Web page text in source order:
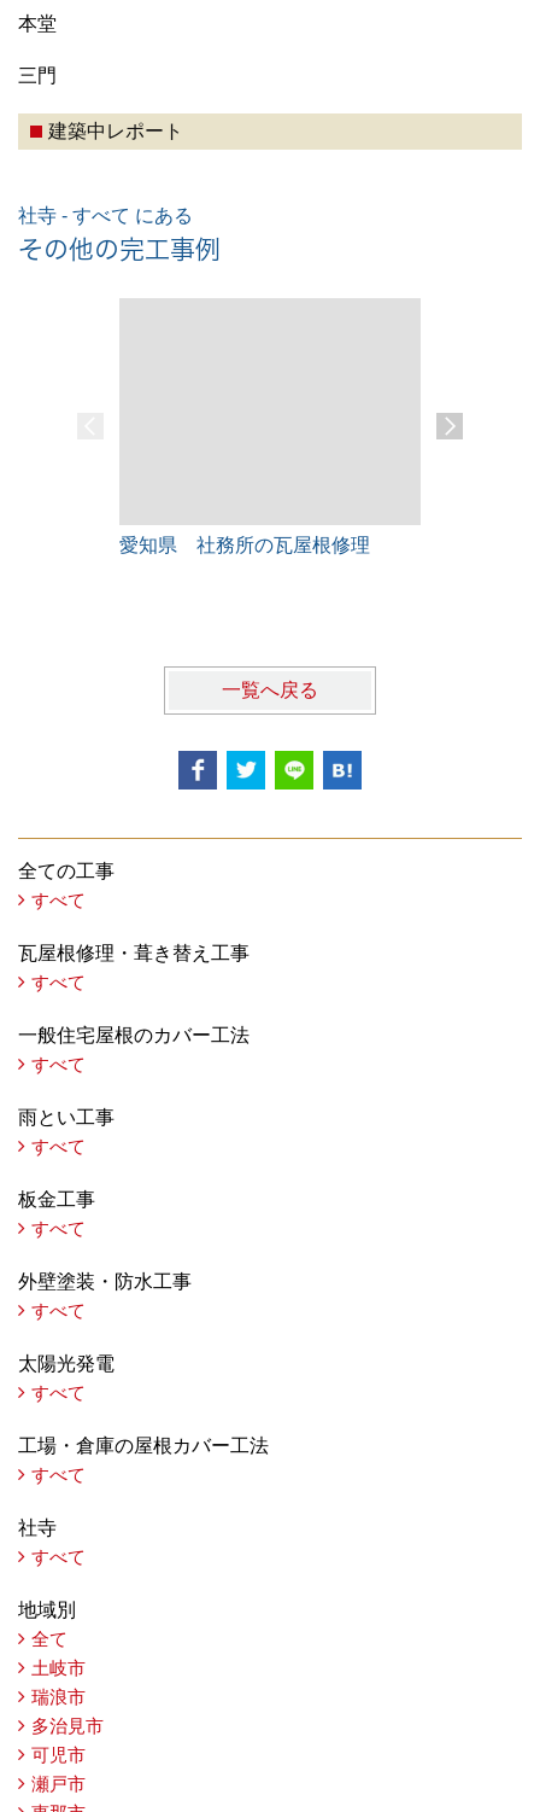
本堂
三門
建築中レポート
社寺 - すべて にある
その他の完工事例
愛知県 社務所の瓦屋根修理
一覧へ戻る
全ての工事
すべて
瓦屋根修理・葺き替え工事
すべて
一般住宅屋根のカバー工法
すべて
雨とい工事
すべて
板金工事
すべて
外壁塗装・防水工事
すべて
太陽光発電
すべて
工場・倉庫の屋根カバー工法
すべて
社寺
すべて
地域別
全て
土岐市
瑞浪市
多治見市
可児市
瀬戸市